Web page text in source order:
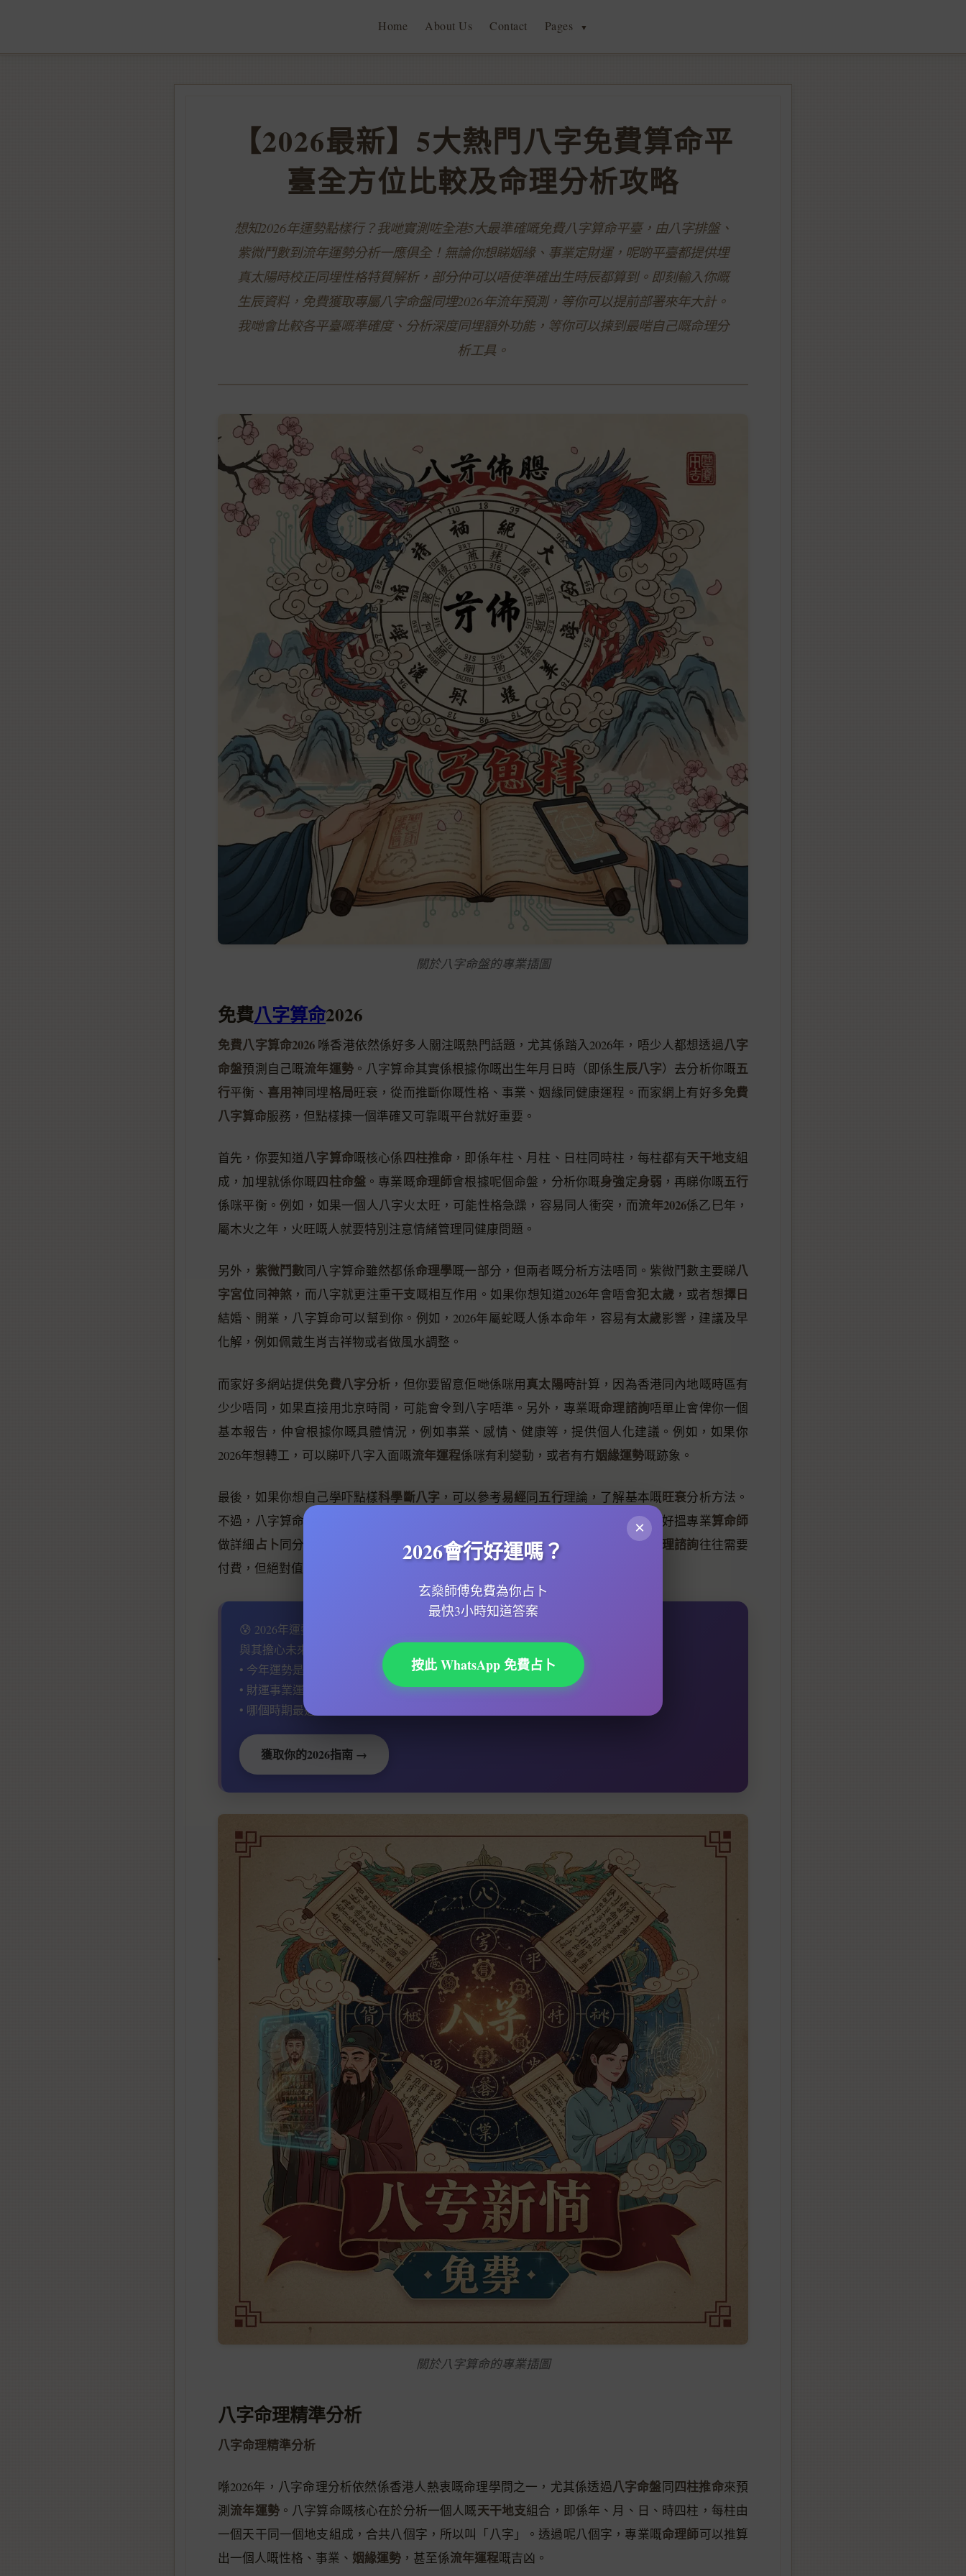
Home About Us Contact Pages ▼
【2026最新】5大熱門八字免費算命平
臺全方位比較及命理分析攻略
想知2026年運勢點樣行？我哋實測咗全港5大最準確嘅免費八字算命平臺，由八字排盤、
紫微鬥數到流年運勢分析一應俱全！無論你想睇姻緣、事業定財運，呢啲平臺都提供埋
真太陽時校正同埋性格特質解析，部分仲可以唔使準確出生時辰都算到。即刻輸入你嘅
生辰資料，免費獲取專屬八字命盤同埋2026年流年預測，等你可以提前部署來年大計。
我哋會比較各平臺嘅準確度、分析深度同埋額外功能，等你可以揀到最啱自己嘅命理分
析工具。
關於八字命盤的專業插圖
免費八字算命2026
免費八字算命2026 喺香港依然係好多人關注嘅熱門話題，尤其係踏入2026年，唔少人都想透過八字
命盤預測自己嘅流年運勢。八字算命其實係根據你嘅出生年月日時（即係生辰八字）去分析你嘅五
行平衡、 喜用神同埋格局旺衰，從而推斷你嘅性格、事業、姻緣同健康運程。而家網上有好多免費
八字算命服務，但點樣揀一個準確又可靠嘅平台就好重要。
首先，你要知道八字算命嘅核心係四柱推命 ，即係年柱、月柱、日柱同時柱，每柱都有天干地支組
成，加埋就係你嘅四柱命盤 。專業嘅命理師會根據呢個命盤，分析你嘅身強定身弱 ，再睇你嘅五行
係咪平衡。例如，如果一個人八字火太旺，可能性格急躁，容易同人衝突，而流年2026係乙巳年，
屬木火之年，火旺嘅人就要特別注意情緒管理同健康問題。
另外， 紫微鬥數同八字算命雖然都係命理學嘅一部分，但兩者嘅分析方法唔同。紫微鬥數主要睇八
字宮位同神煞 ，而八字就更注重干支嘅相互作用。如果你想知道2026年會唔會犯太歲，或者想擇日
結婚、開業，八字算命可以幫到你。例如，2026年屬蛇嘅人係本命年，容易有太歲影響，建議及早
化解，例如佩戴生肖吉祥物或者做風水調整。
而家好多網站提供免費八字分析 ，但你要留意佢哋係咪用真太陽時計算，因為香港同內地嘅時區有
少少唔同，如果直接用北京時間，可能會令到八字唔準。另外，專業嘅命理諮詢唔單止會俾你一個
基本報告，仲會根據你嘅具體情況，例如事業、感情、健康等，提供個人化建議。例如，如果你
2026年想轉工，可以睇吓八字入面嘅流年運程係咪有利變動，或者有冇姻緣運勢嘅跡象。
最後，如果你想自己學吓點樣科學斷八字 ，可以參考易經同五行理論，了解基本嘅旺衰分析方法。
不過，八字算命始終涉及複雜嘅
知識，如果真係想深入瞭解自己嘅運勢，最好搵專業算命師
做詳細 占卜同分析。記住，免費服務可能只係俾你好基本嘅資訊，真正有價值嘅 命理諮詢往往需要
付費，但絕對值得投資！
😰 2026年運勢會更好還是更差？
與其擔心未來，不如提前知道：
• 今年運勢是好是壞?
• 財運事業運何時到?
• 哪個時期最適合投資?
獲取你的2026指南 →
關於八字算命的專業插圖
八字命理精準分析
八字命理精準分析
喺2026年，八字命理分析依然係香港人熱衷嘅命理學問之一，尤其係透過八字命盤同四柱推命來預
測 流年運勢。八字算命嘅核心在於分析一個人嘅天干地支組合，即係年、月、日、時四柱，每柱由
一個天干同一個地支組成，合共八個字，所以叫「八字」。透過呢八個字，專業嘅命理師可以推算
出一個人嘅性格、事業、 姻緣運勢 ，甚至係流年運程嘅吉凶。
×
2026會行好運嗎？
玄燊師傅免費為你占卜
最快3小時知道答案
按此 WhatsApp 免費占卜